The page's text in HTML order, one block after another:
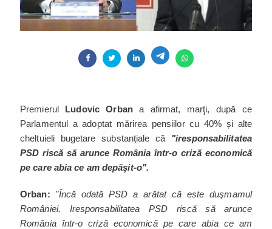
Premierul Ludovic Orbana afirmat, marţi, după ce
Parlamentul a adoptat mărirea pensiilor cu 40% și alte
cheltuieli bugetare substanțiale că "iresponsabilitatea
PSD riscă să arunce România într-o criză economică
pe care abia ce am depăşit-o".
Orban: "Încă odată PSD a arătat că este duşmamul
României. Iresponsabilitatea PSD riscă să arunce
România într-o criză economică pe care abia ce am